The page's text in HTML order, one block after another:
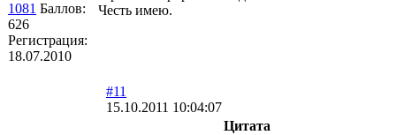
1081 Баллов:
626
Регистрация:
18.07.2010
Честь имею.
#11
15.10.2011 10:04:07
Цитата